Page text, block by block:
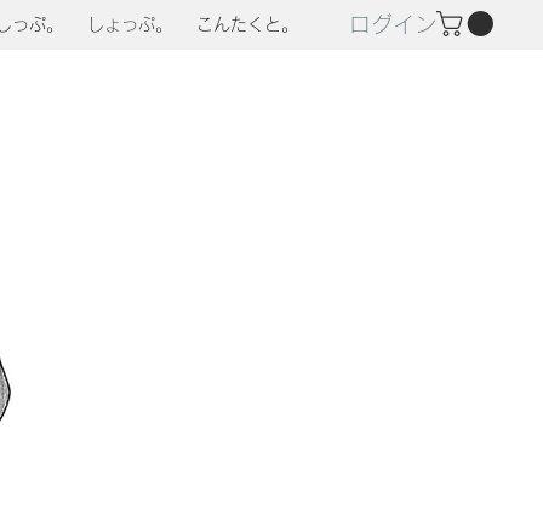
っぷ。 しょっぷ。 こんたくと。 ログイン